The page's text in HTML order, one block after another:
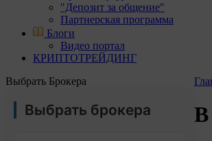
"Депозит за общение"
Партнерская программа
Блоги
Видео портал
КРИПТОТРЕЙДИНГ
Выбрать Брокера
Выбрать брокера В